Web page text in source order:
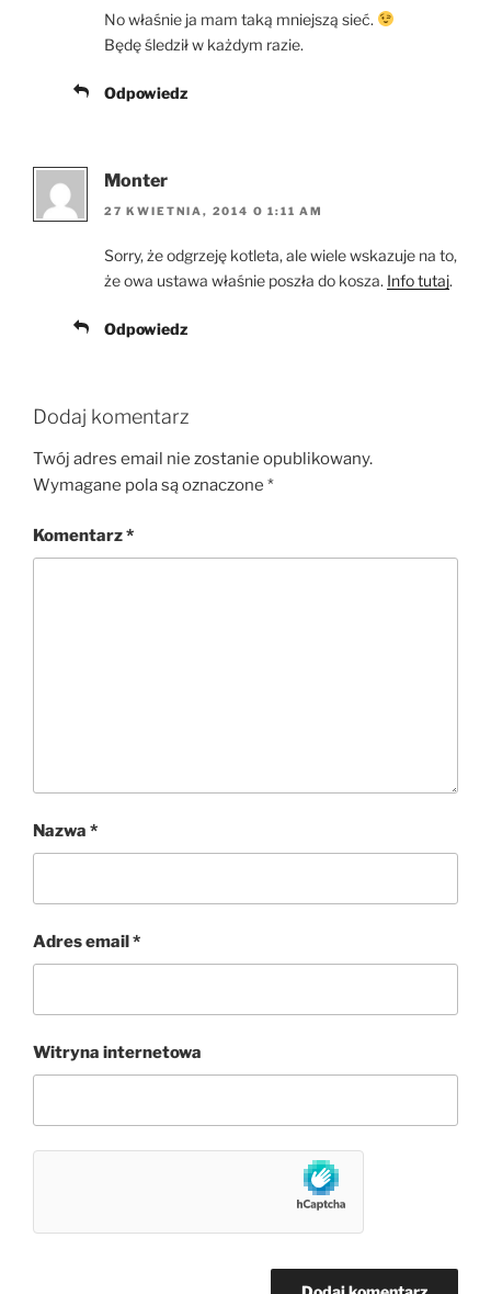
No właśnie ja mam taką mniejszą sieć.
Będę śledził w każdym razie.
Odpowiedz
Monter
27 KWIETNIA, 2014 O 1:11 AM
Sorry, że odgrzeję kotleta, ale wiele wskazuje na to,
że owa ustawa właśnie poszła do kosza. Info tutaj.
Odpowiedz
Dodaj komentarz
Twój adres email nie zostanie opublikowany.
Wymagane pola są oznaczone *
Komentarz*
Nazwa *
Adres email *
Witryna internetowa